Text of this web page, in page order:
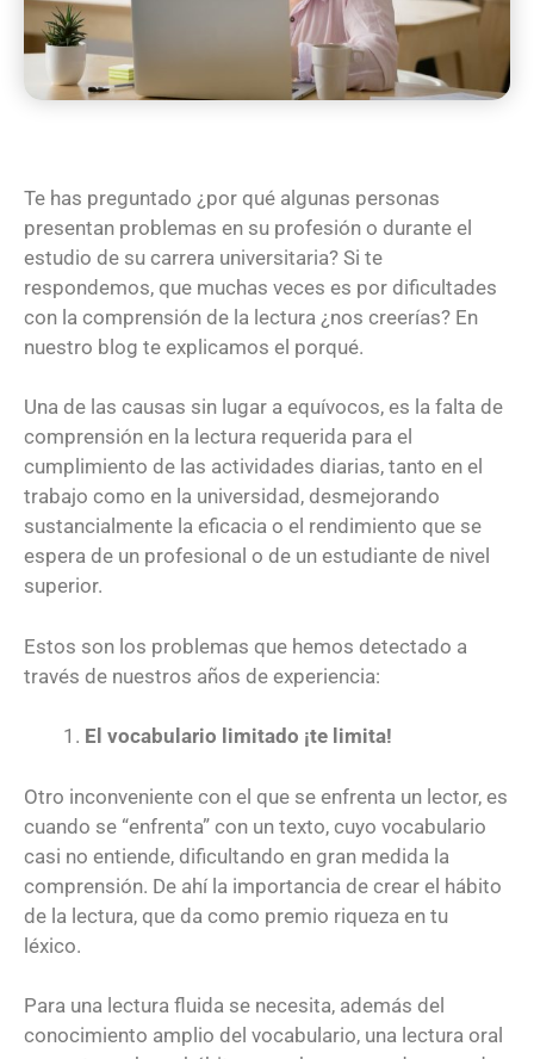
Te has preguntado ¿por qué algunas personas
presentan problemas en su profesión o durante el
estudio de su carrera universitaria? Si te
respondemos, que muchas veces es por dificultades
con la comprensión de la lectura ¿nos creerías? En
nuestro blog te explicamos el porqué.
Una de las causas sin lugar a equívocos, es la falta de
comprensión en la lectura requerida para el
cumplimiento de las actividades diarias, tanto en el
trabajo como en la universidad, desmejorando
sustancialmente la eficacia o el rendimiento que se
espera de un profesional o de un estudiante de nivel
superior.
Estos son los problemas que hemos detectado a
través de nuestros años de experiencia:
El vocabulario limitado ¡te limita!
Otro inconveniente con el que se enfrenta un lector, es
cuando se “enfrenta” con un texto, cuyo vocabulario
casi no entiende, dificultando en gran medida la
comprensión. De ahí la importancia de crear el hábito
de la lectura, que da como premio riqueza en tu
léxico.
Para una lectura fluida se necesita, además del
conocimiento amplio del vocabulario, una lectura oral